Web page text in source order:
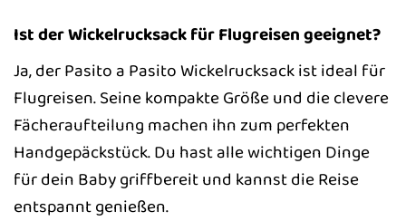
Ist der Wickelrucksack für Flugreisen geeignet?
Ja, der Pasito a Pasito Wickelrucksack ist ideal für
Flugreisen. Seine kompakte Größe und die clevere
Fächeraufteilung machen ihn zum perfekten
Handgepäckstück. Du hast alle wichtigen Dinge
für dein Baby griffbereit und kannst die Reise
entspannt genießen.